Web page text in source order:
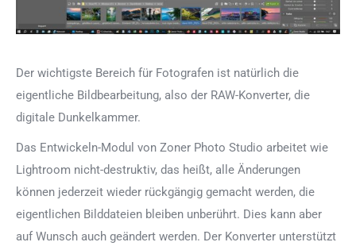
Der wichtigste Bereich für Fotografen ist natürlich die
eigentliche Bildbearbeitung, also der RAW-Konverter, die
digitale Dunkelkammer.
Das Entwickeln-Modul von Zoner Photo Studio arbeitet wie
Lightroom nicht-destruktiv, das heißt, alle Änderungen
können jederzeit wieder rückgängig gemacht werden, die
eigentlichen Bilddateien bleiben unberührt. Dies kann aber
auf Wunsch auch geändert werden. Der Konverter unterstützt